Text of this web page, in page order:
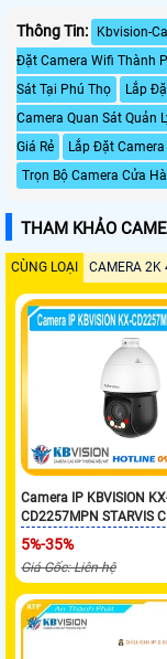
Thông Tin: Kbvision-
Đặt Camera Wifi Thành
Sát Tại Phú Thọ
Lắp
Camera Quan Sát Quản
Giá Rẻ
Lắp Đặt
Trọn Bộ Camera Cửa
THAM KHẢO
CÙNG LOẠI CAMERA 2K
Camera IP KBVISION
CD2257MPN STARVIS
5%-35%
Giá Gốc: Liên hệ